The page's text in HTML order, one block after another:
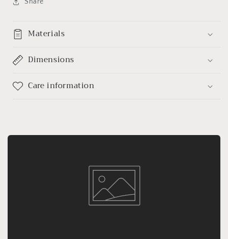
Materials
Dimensions
Care information